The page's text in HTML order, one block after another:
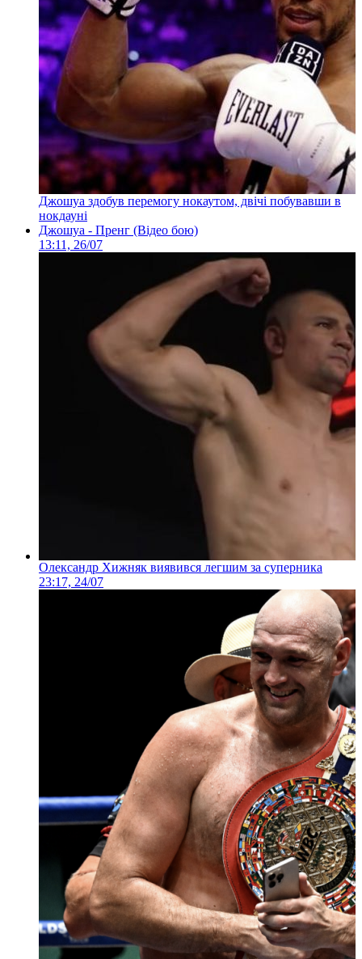
Джошуа здобув перемогу нокаутом, двічі побувавши в
нокдауні
Джошуа - Пренг (Відео бою)
13:11, 26/07
Олександр Хижняк виявився легшим за суперника
23:17, 24/07